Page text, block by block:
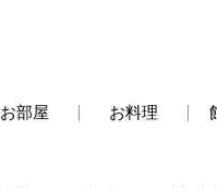
お部屋 お料理